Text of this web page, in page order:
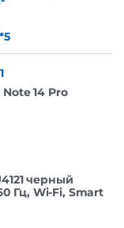
14 Pro
черный
Гц, Wi-Fi, Smart